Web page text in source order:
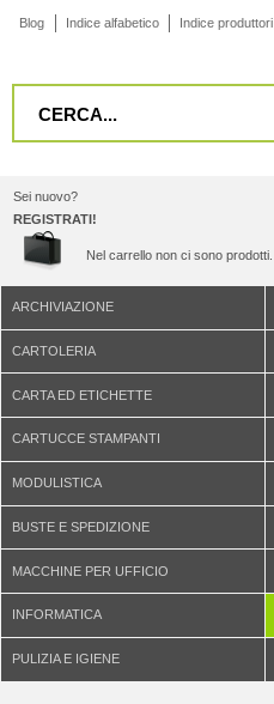
Blog Indice alfabetico Indice produttori
Sei nuovo?
REGISTRATI!
Nel carrello non ci sono prodotti.
ARCHIVIAZIONE
CARTOLERIA
CARTA ED ETICHETTE
CARTUCCE STAMPANTI
MODULISTICA
BUSTE E SPEDIZIONE
MACCHINE PER UFFICIO
INFORMATICA
PULIZIA E IGIENE